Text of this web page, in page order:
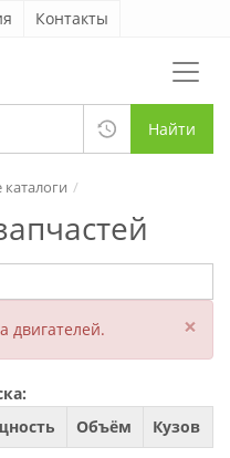
Контакты
Найти
двигателей. ×
Объём Кузов